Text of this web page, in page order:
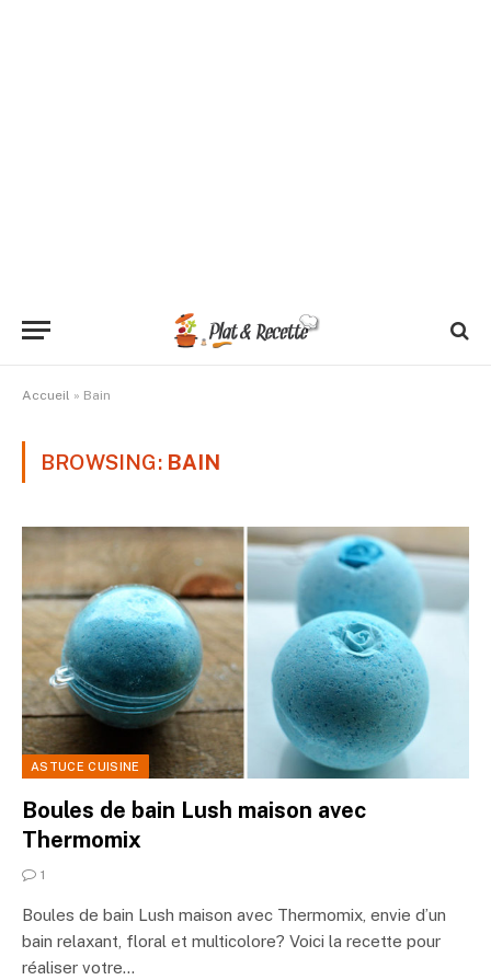
Accueil » Bain
BROWSING: BAIN
ASTUCE CUISINE
Boules de bain Lush maison avec
Thermomix
1
Boules de bain Lush maison avec Thermomix, envie d’un
bain relaxant, floral et multicolore? Voici la recette pour
réaliser votre…